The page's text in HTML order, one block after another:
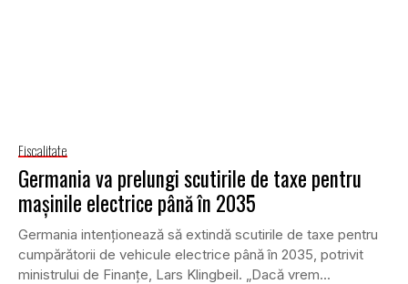
Fiscalitate
Germania va prelungi scutirile de taxe pentru
mașinile electrice până în 2035
Germania intenționează să extindă scutirile de taxe pentru
cumpărătorii de vehicule electrice până în 2035, potrivit
ministrului de Finanțe, Lars Klingbeil. „Dacă vrem...